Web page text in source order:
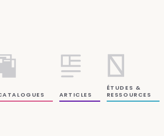
ARTICLES
ÉTUDES &
RESSOURCES